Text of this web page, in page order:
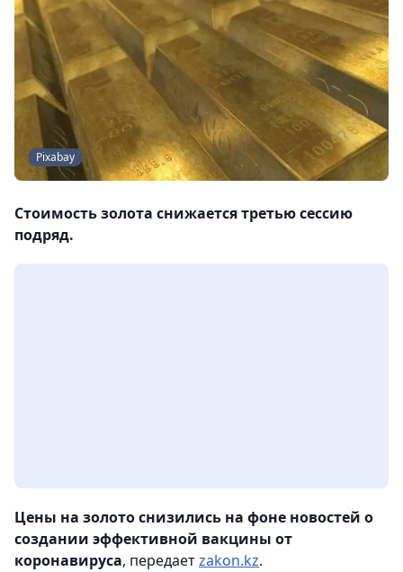
Pixabay
Стоимость золота снижается третью сессию
подряд.
Цены на золото снизились на фоне новостей о
создании эффективной вакцины от
коронавируса, передаетzakon.kz.